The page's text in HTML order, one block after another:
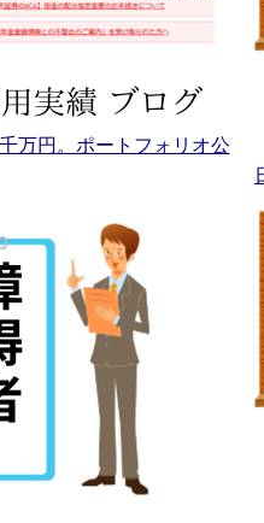
万円。ポートフォリオ公